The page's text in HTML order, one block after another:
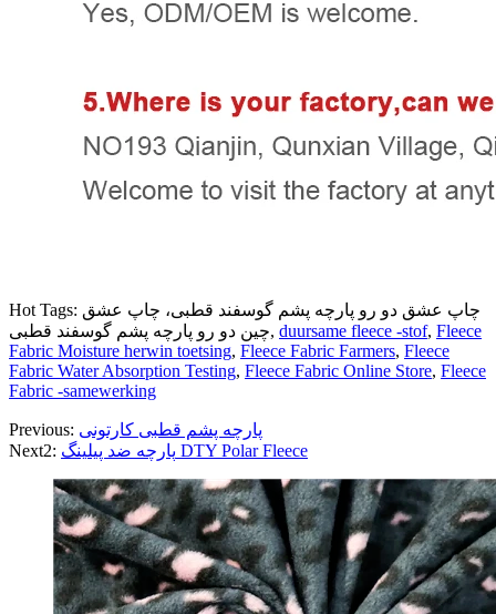
Hot Tags: چاپ عشق دو رو پارچه پشم گوسفند قطبی، چاپ عشق
چین دو رو پارچه پشم گوسفند قطبی, duursame fleece -stof, Fleece
Fabric Moisture herwin toetsing, Fleece Fabric Farmers, Fleece
Fabric Water Absorption Testing, Fleece Fabric Online Store, Fleece
Fabric -samewerking
Previous: پارچه پشم قطبی کارتونی
Next2:
پارچه ضد پیلینگ DTY Polar Fleece